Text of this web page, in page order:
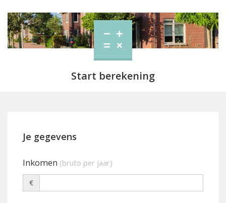
Start berekening
Je gegevens
Inkomen (bruto per jaar)
€